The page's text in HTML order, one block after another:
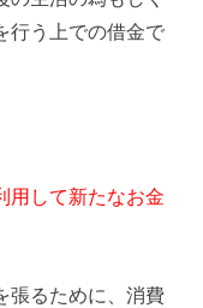
行う上での借金で
用して新たなお金
張るために、消費